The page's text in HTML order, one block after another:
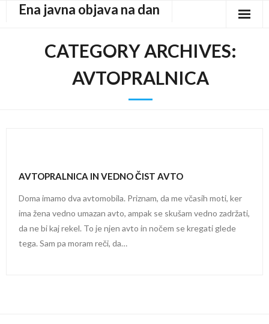
Ena javna objava na dan
CATEGORY ARCHIVES:
AVTOPRALNICA
AVTOPRALNICA IN VEDNO ČIST AVTO
Doma imamo dva avtomobila. Priznam, da me včasih moti, ker
ima žena vedno umazan avto, ampak se skušam vedno zadržati,
da ne bi kaj rekel. To je njen avto in nočem se kregati glede
tega. Sam pa moram reči, da…